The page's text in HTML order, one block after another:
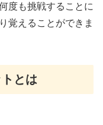
度も挑戦することに
覚えることができま
とは